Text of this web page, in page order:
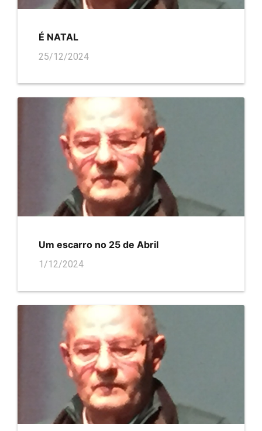
É NATAL
25/12/2024
Um escarro no 25 de Abril
1/12/2024